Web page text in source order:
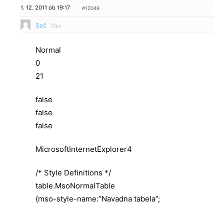
1. 12. 2011 ob 19:17 #12049
Saš Član
Normal
0
21
false
false
false
MicrosoftInternetExplorer4
/* Style Definitions */
table.MsoNormalTable
{mso-style-name:”Navadna tabela”;